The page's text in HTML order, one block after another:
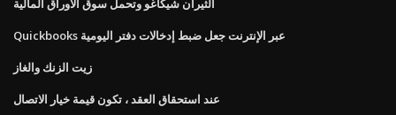
الثيران شيكاغو وتحمل سوق الأوراق المالية
Quickbooks عبر الإنترنت جعل ضبط إدخالات دفتر اليومية
زيت الزنك والغاز
عند استحقاق العقد ، تكون قيمة خيار الاتصال